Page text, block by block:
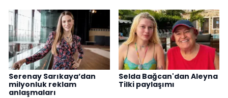
Serenay Sarıkaya’dan
milyonluk reklam
anlaşmaları
Selda Bağcan'dan Aleyna
Tilki paylaşımı